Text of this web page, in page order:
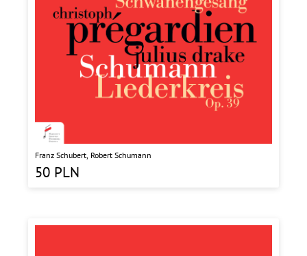
Franz Schubert, Robert Schumann
50 PLN